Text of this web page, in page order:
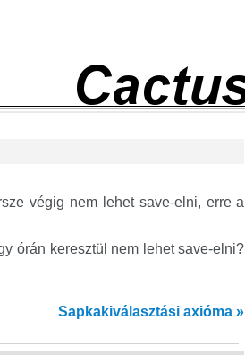
végig nem lehet save-elni, erre a
órán keresztül nem lehet save-elni?
Sapkakiválasztási axióma »